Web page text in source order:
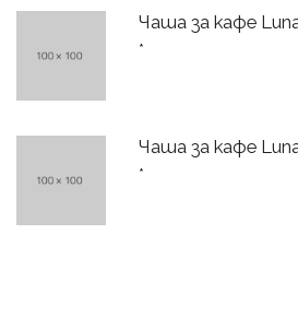
Чаша за кафе
*
Чаша за кафе
*